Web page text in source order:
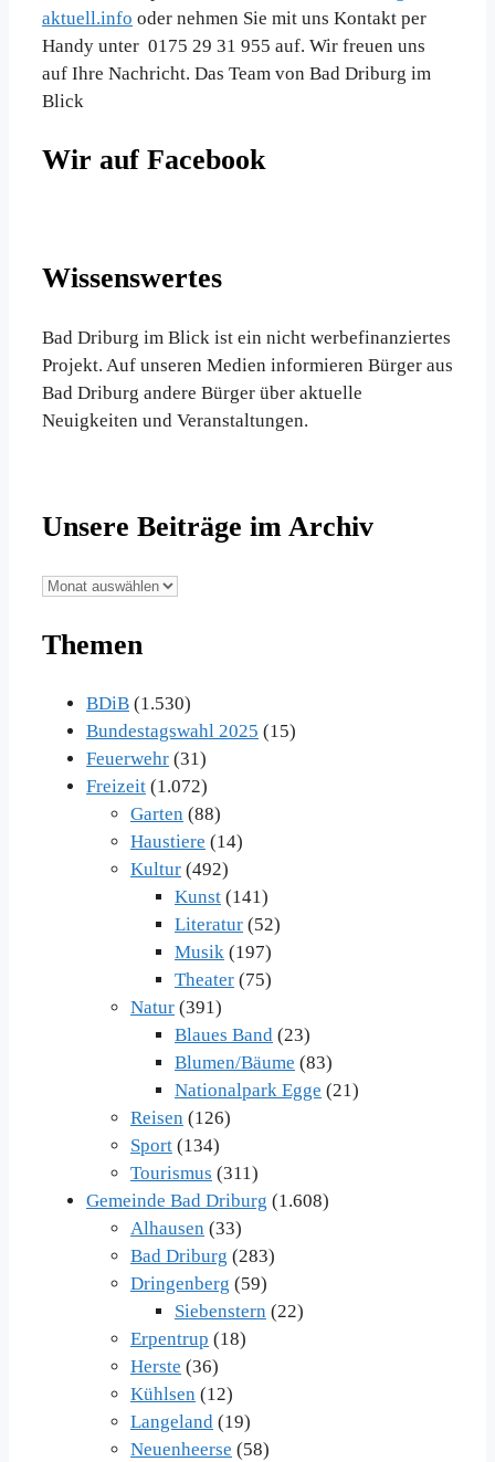
aktuell.info oder nehmen Sie mit uns Kontakt per
Handy unter 0175 29 31 955 auf. Wir freuen uns
auf Ihre Nachricht. Das Team von Bad Driburg im
Blick
Wir auf Facebook
Wissenswertes
Bad Driburg im Blick ist ein nicht werbefinanziertes
Projekt. Auf unseren Medien informieren Bürger aus
Bad Driburg andere Bürger über aktuelle
Neuigkeiten und Veranstaltungen.
Unsere Beiträge im Archiv
Unsere
im
Themen
BDiB (1.530)
Bundestagswahl 2025 (15)
Feuerwehr (31)
Freizeit (1.072)
Garten (88)
Haustiere (14)
Kultur (492)
Kunst (141)
Literatur (52)
Musik (197)
Theater (75)
Natur (391)
Blaues Band (23)
Blumen/Bäume (83)
Nationalpark Egge (21)
Reisen (126)
Sport (134)
Tourismus (311)
Gemeinde Bad Driburg (1.608)
Alhausen (33)
Bad Driburg (283)
Dringenberg (59)
Siebenstern (22)
Erpentrup (18)
Herste (36)
Kühlsen (12)
Langeland (19)
Neuenheerse (58)